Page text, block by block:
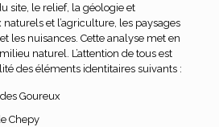
site, le relief, la géologie et
et l’agriculture, les paysages
les nuisances. Cette analyse met en
naturel. L’attention de tous est
des éléments identitaires suivants :
Goureux
Chepy